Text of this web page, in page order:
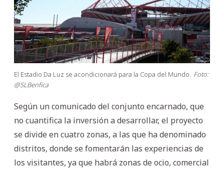
El Estadio Da Luz se acondicionará para la Copa del Mundo. Foto:
@SLBenfica
Según un comunicado del conjunto encarnado, que
no cuantifica la inversión a desarrollar, el proyecto
se divide en cuatro zonas, a las que ha denominado
distritos, donde se fomentarán las experiencias de
los visitantes, ya que habrá zonas de ocio, comercial